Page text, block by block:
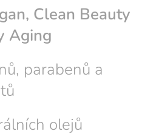
Clean Beauty
Aging
parabenů a
olejů